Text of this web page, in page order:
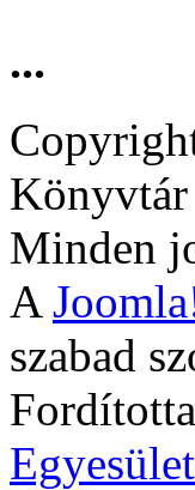
...
Minden
A
szabad